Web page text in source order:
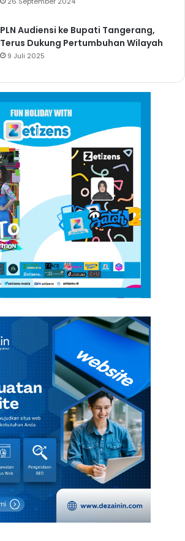
PLN Audiensi ke Bupati Tangerang,
Terus Dukung Pertumbuhan Wilayah
9 Juli 2025